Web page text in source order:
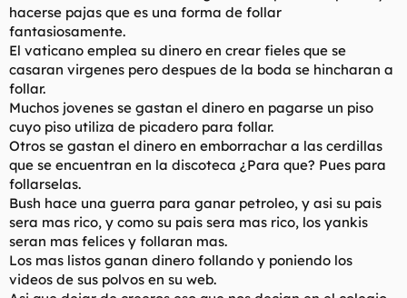
hacerse pajas que es una forma de follar
fantasiosamente.
El vaticano emplea su dinero en crear fieles que se
casaran virgenes pero despues de la boda se hincharan a
follar.
Muchos jovenes se gastan el dinero en pagarse un piso
cuyo piso utiliza de picadero para follar.
Otros se gastan el dinero en emborrachar a las cerdillas
que se encuentran en la discoteca ¿Para que? Pues para
follarselas.
Bush hace una guerra para ganar petroleo, y asi su pais
sera mas rico, y como su pais sera mas rico, los yankis
seran mas felices y follaran mas.
Los mas listos ganan dinero follando y poniendo los
videos de sus polvos en su web.